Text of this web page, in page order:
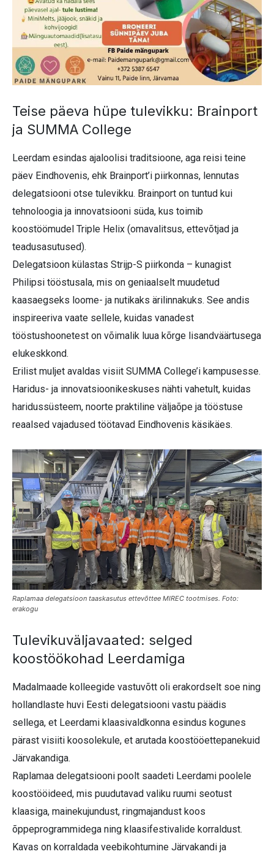
Teise päeva hüpe tulevikku: Brainport
ja SUMMA College
Leerdam esindas ajaloolisi traditsioone, aga reisi teine
päev Eindhovenis, ehk Brainport’i piirkonnas, lennutas
delegatsiooni otse tulevikku. Brainport on tuntud kui
tehnoloogia ja innovatsiooni süda, kus toimib
koostöömudel Triple Helix (omavalitsus, ettevõtjad ja
teadusasutused).
Delegatsioon külastas Strijp-S piirkonda – kunagist
Philipsi tööstusala, mis on geniaalselt muudetud
kaasaegseks loome- ja nutikaks ärilinnakuks. See andis
inspireeriva vaate sellele, kuidas vanadest
tööstushoonetest on võimalik luua kõrge lisandväärtusega
elukeskkond.
Erilist muljet avaldas visiit SUMMA College’i kampusesse.
Haridus- ja innovatsioonikeskuses nähti vahetult, kuidas
haridussüsteem, noorte praktiline väljaõpe ja tööstuse
reaalsed vajadused töötavad Eindhovenis käsikäes.
Raplamaa delegatsioon taaskasutus ettevõttee MIREC tootmises. Foto:
erakogu
Tulevikuväljavaated: selged
koostöökohad Leerdamiga
Madalmaade kolleegide vastuvõtt oli erakordselt soe ning
hollandlaste huvi Eesti delegatsiooni vastu päädis
sellega, et Leerdami klaasivaldkonna esindus kogunes
pärast visiiti koosolekule, et arutada koostööettepanekuid
Järvakandiga.
Raplamaa delegatsiooni poolt saadeti Leerdami poolele
koostööideed, mis puudutavad valiku ruumi seotust
klaasiga, mainekujundust, ringmajandust koos
õppeprogrammidega ning klaasifestivalide korraldust.
Kavas on korraldada veebikohtumine Järvakandi ja